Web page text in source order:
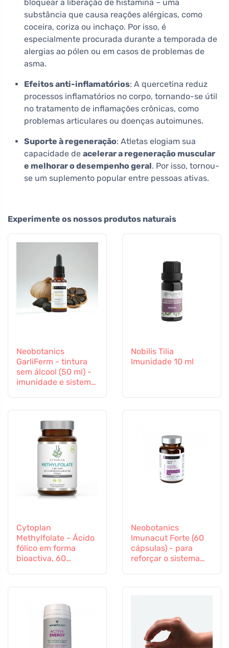
bloquear a liberação de histamina – uma
substância que causa reações alérgicas, como
coceira, coriza ou inchaço. Por isso, é
especialmente procurada durante a temporada de
alergias ao pólen ou em casos de problemas de
asma.
Efeitos anti-inflamatórios: A quercetina reduz
processos inflamatórios no corpo, tornando-se útil
no tratamento de inflamações crônicas, como
problemas articulares ou doenças autoimunes.
Suporte à regeneração: Atletas elogiam sua
capacidade de acelerar a regeneração muscular
e melhorar o desempenho geral. Por isso, tornou-
se um suplemento popular entre pessoas ativas.
Experimente os nossos produtos naturais
Neobotanics
GarliFerm - tintura
sem álcool (50 ml) -
imunidade e sistema
Nobilis Tilia
Imunidade 10 ml
Cytoplan
Methylfolate - Ácido
fólico em forma
bioactiva, 60
Neobotanics
Imunacut Forte (60
cápsulas) - para
reforçar o sistema